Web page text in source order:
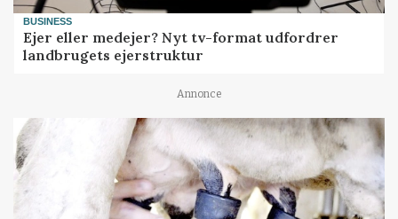
BUSINESS
Ejer eller medejer? Nyt tv-format udfordrer
landbrugets ejerstruktur
Annonce